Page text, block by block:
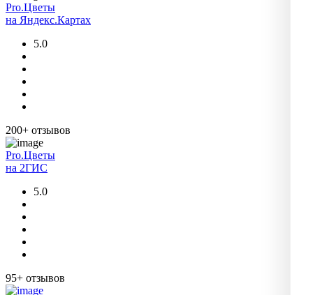
Pro.Цветы
на Яндекс.Картах
5.0
200+ отзывов
Pro.Цветы
на 2ГИС
5.0
95+ отзывов